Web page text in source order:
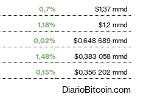
0,7%
$1,37 mmd
1,18%
$1,2 mmd
0,02%
$0,648 689 mmd
1,48%
$0,383 058 mmd
0,15% $0,356 202 mmd
DiarioBitcoin.com